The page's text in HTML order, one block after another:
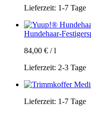
Lieferzeit: 1-7 Tage
Hundehaar-
84,00 € /l
Lieferzeit: 2-3 Tage
Lieferzeit: 1-7 Tage